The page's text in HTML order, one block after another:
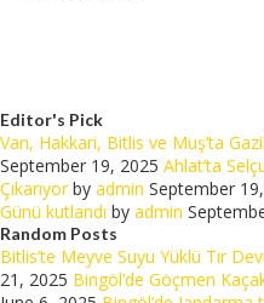
Editor's Pick
Van, Hakkari, Bitlis ve Muş’ta
September 19, 2025 Ahlat’ta
Çıkarıyorby admin September
Günü kutlandı by admin
Random Posts
Bitlis’te Meyve Suyu Yüklü Tır
21, 2025 Bingöl’de Göçmen